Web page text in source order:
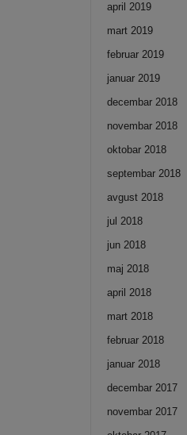
april 2019
mart 2019
februar 2019
januar 2019
decembar 2018
novembar 2018
oktobar 2018
septembar 2018
avgust 2018
jul 2018
jun 2018
maj 2018
april 2018
mart 2018
februar 2018
januar 2018
decembar 2017
novembar 2017